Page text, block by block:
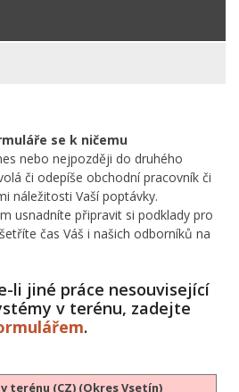
se k ničemu
nebo nejpozději do druhého
či odepíše obchodní pracovník či
náležitosti Vaší poptávky.
usnadníte připravit si podklady pro
čas Váš i našich odborníků na
li jiné práce nesouvisející
v terénu, zadejte
.
terénu (CZ) (Okres Vsetín)